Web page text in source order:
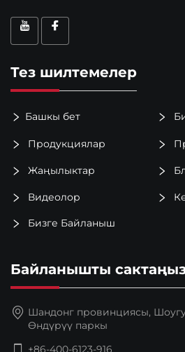
Тез шилтемелер
Башкы бет
Продукциялар
Жаңылыктар
Видеолор
Бизге Байланыш
Байланышты
Шандонг провинциясы,
Өндүрүү паркы
+86-400-6123-916